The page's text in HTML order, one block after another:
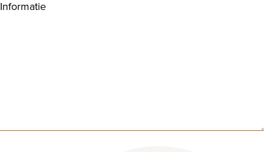
Informatie